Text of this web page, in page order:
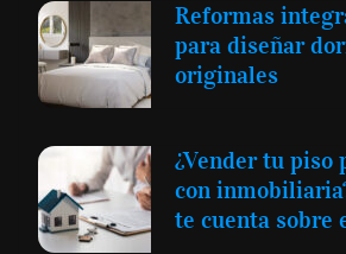
Reformas
para diseñar
originales
¿Vender tu piso
con
te cuenta sobre